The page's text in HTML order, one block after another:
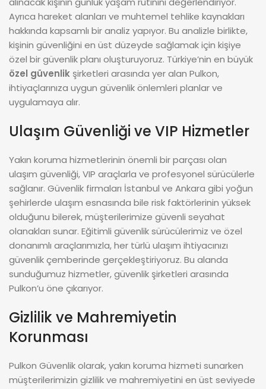
Ayrıca hareket alanları ve muhtemel tehlike kaynakları
hakkında kapsamlı bir analiz yapıyor. Bu analizle birlikte,
kişinin güvenliğini en üst düzeyde sağlamak için kişiye
özel bir güvenlik planı oluşturuyoruz. Türkiye’nin en büyük
özel güvenlik şirketleri arasında yer alan Pulkon,
ihtiyaçlarınıza uygun güvenlik önlemleri planlar ve
uygulamaya alır.
Ulaşım Güvenliği ve VIP Hizmetler
Yakın koruma hizmetlerinin önemli bir parçası olan
ulaşım güvenliği, VIP araçlarla ve profesyonel sürücülerle
sağlanır. Güvenlik firmaları İstanbul ve Ankara gibi yoğun
şehirlerde ulaşım esnasında bile risk faktörlerinin yüksek
olduğunu bilerek, müşterilerimize güvenli seyahat
olanakları sunar. Eğitimli güvenlik sürücülerimiz ve özel
donanımlı araçlarımızla, her türlü ulaşım ihtiyacınızı
güvenlik çemberinde gerçekleştiriyoruz. Bu alanda
sunduğumuz hizmetler, güvenlik şirketleri arasında
Pulkon’u öne çıkarıyor.
Gizlilik ve Mahremiyetin
Korunması
Pulkon Güvenlik olarak, yakın koruma hizmeti sunarken
müşterilerimizin gizlilik ve mahremiyetini en üst seviyede